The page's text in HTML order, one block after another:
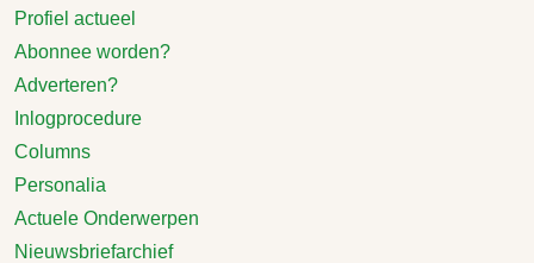
Profiel actueel
Abonnee worden?
Adverteren?
Inlogprocedure
Columns
Personalia
Actuele Onderwerpen
Nieuwsbriefarchief